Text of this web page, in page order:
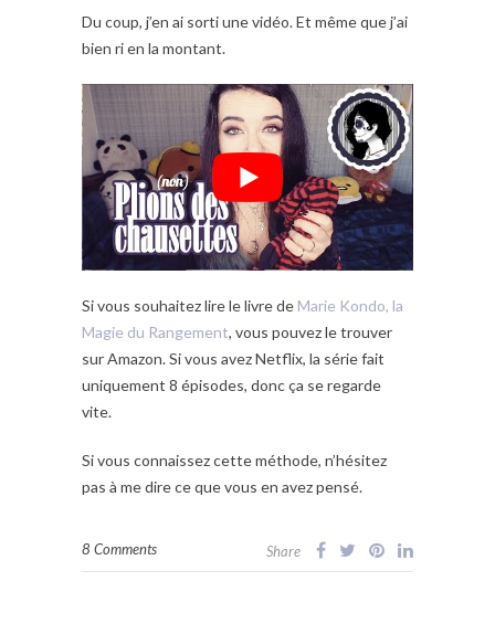
Du coup, j’en ai sorti une vidéo. Et même que j’ai
bien ri en la montant.
Si vous souhaitez lire le livre de Marie Kondo, la
Magie du Rangement, vous pouvez le trouver
sur Amazon. Si vous avez Netflix, la série fait
uniquement 8 épisodes, donc ça se regarde
vite.
Si vous connaissez cette méthode, n’hésitez
pas à me dire ce que vous en avez pensé.
8 Comments Share